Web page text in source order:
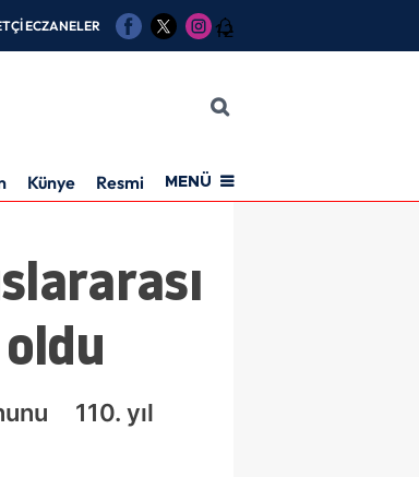
ECZANELER 12
Künye Resmi İlanMENÜ
110. yıl